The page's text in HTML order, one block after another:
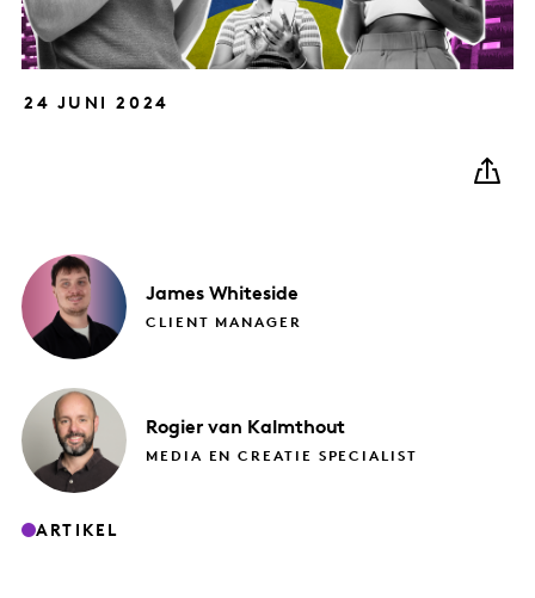
24 JUNI 2024
James Whiteside
CLIENT MANAGER
Rogier van Kalmthout
MEDIA EN CREATIE SPECIALIST
ARTIKEL